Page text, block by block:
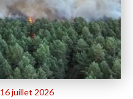
16 juillet 2026